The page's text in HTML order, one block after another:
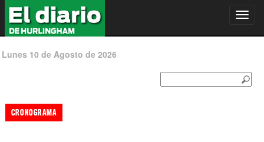
Lunes 10 de Agosto de 2026
CRONOGRAMA